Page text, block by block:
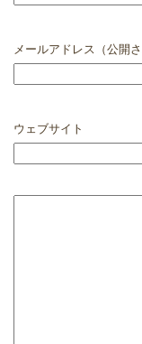
メールアドレス（公開
ウェブサイト